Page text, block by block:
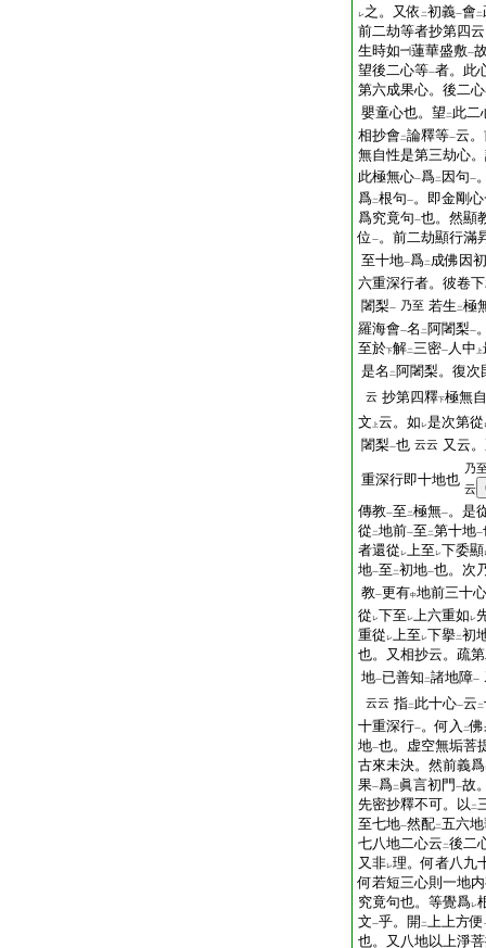
レ之。又依 二初義一會二
前二劫等者抄第四
生時如
蓮華盛敷一
望後二心等一者。此
第六成果心。後二
嬰童心也。望 二 此二
相抄會二論釋等一云
無自性是第三劫心
此極無心一爲二 因句一
爲二根句一。即金剛
爲究竟句一也。然顯
位 一。前二劫顯行滿
至十地一爲二 成佛因
六重深行者。彼卷
闍梨一 乃至 若生 二極
羅海會一名 二 阿闍梨一
至於下解二三密一 人中 上
是名 二 阿闍梨。復次
云 抄第四釋下極無
文
上云。如 レ是次第從
闍梨一也 云云 又云
重深行即十地也
乃
云
傳教一至 二極無一。是
從 二地前一至 二第十地一
者還從 レ上至 レ下委顯
地一至 二初地一也。次
教一更有中地前三十心
從 レ下至 レ上六重如 レ
重從 レ上至 レ下擧二初
也。又相抄云。疏
地一已善知 二諸地障一
云云 指二 此十心一云 二
十重深行一。何入 二
地一也。虚空無垢菩
古來未決。然前義爲
果一爲二 眞言初門 一故
先密抄釋不可。以 二
至七地一然配二五六
七八地二心云 二後二
又非レ理。何者八九
何若短三心則一地
究竟句也。等覺爲レ
文一乎。開 二上上方便
也。又八地以上淨